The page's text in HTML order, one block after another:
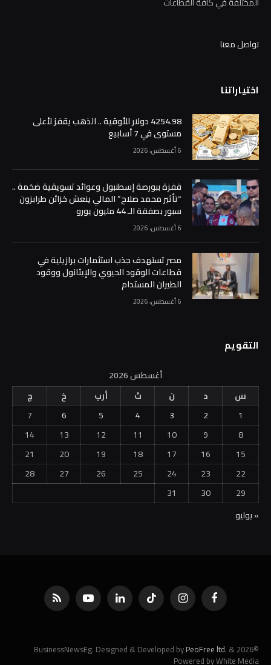
تواصل معنا
اختياراتنا
4254.98 دولار للأوقية .. الذهب يقفز لأعلى
مستوى في 7 أسابيع
6 أغسطس، 2026
قفزة ببورصة إسطنبول وعوائد تسويقية ضخمة ..
“تأثير محمد صلاح” المالي ينعش خزائن طرابزون
سبور بصفقة الـ 44 مليون يورو
6 أغسطس، 2026
مصر تستهدف جذب استثمارات برازيلية في
قطاعات الوقود الحيوي والإيثانول ووقود
الطيران المستدام
6 أغسطس، 2026
التقويم
أغسطس 2026
س
د ن ث أرب خ
ج
1
2
3
4
5
6
7
8
9
10
11
12
13
14
15
16
17
18
19
20
21
22
23
24
25
26
27
28
29
30
31
« يوليو
فيسبوك الانستغرامتيكتوك لينكدإن يوتيوب RSS
©2026 BusinessNewsEg. Designed & Developed by
PeoFree ltd. &
Powered by White Media